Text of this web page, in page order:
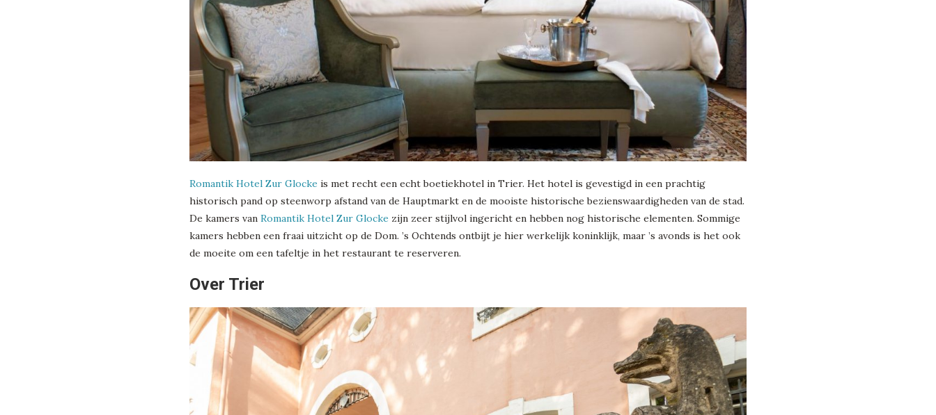
Romantik Hotel Zur Glocke is met recht een echt boetiekhotel in Trier. Het hotel is gevestigd in een prachtig
historisch pand op steenworp afstand van de Hauptmarkt en de mooiste historische bezienswaardigheden van de stad.
De kamers van Romantik Hotel Zur Glocke zijn zeer stijlvol ingericht en hebben nog historische elementen. Sommige
kamers hebben een fraai uitzicht op de Dom. ’s Ochtends ontbijt je hier werkelijk koninklijk, maar ’s avonds is het ook
de moeite om een tafeltje in het restaurant te reserveren.
Over Trier